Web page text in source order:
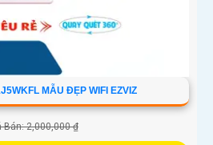
MẪU ĐẸP WIFI EZVIZ
Bán: 2,000,000 ₫